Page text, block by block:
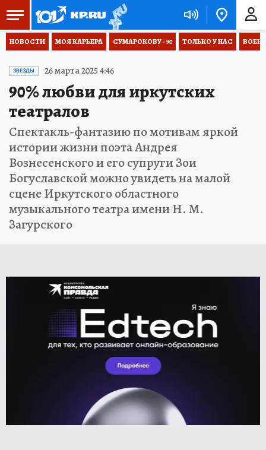
НОВОСТИ МОЯ КАРЬЕРА СУМАРОКОВУ - 90 ТОЛЬКО У НАС
ЗВЕЗДЫ 26 марта 2025 4:46
90% любви для иркутских
театралов
Спектакль-фантазию по мотивам яркой
истории жизни поэта Андрея
Вознесенского и его супруги Зои
Богуславской можно увидеть на малой
сцене Иркутского областного
музыкального театра имени Н. М.
Загурского